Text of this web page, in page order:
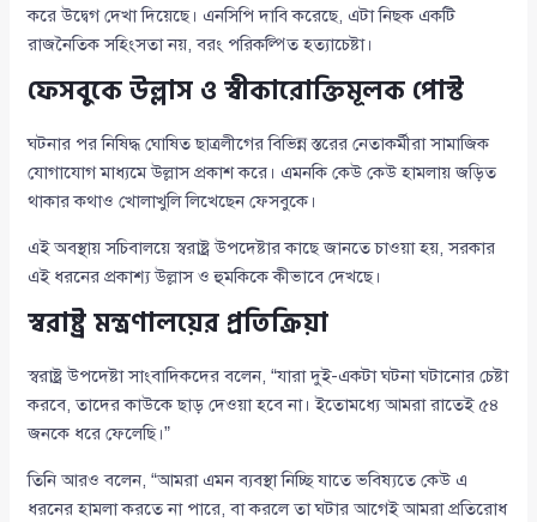
করে উদ্বেগ দেখা দিয়েছে। এনসিপি দাবি করেছে, এটা নিছক একটি
রাজনৈতিক সহিংসতা নয়, বরং পরিকল্পিত হত্যাচেষ্টা।
ফেসবুকে উল্লাস ও স্বীকারোক্তিমূলক পোস্ট
ঘটনার পর নিষিদ্ধ ঘোষিত ছাত্রলীগের বিভিন্ন স্তরের নেতাকর্মীরা সামাজিক
যোগাযোগ মাধ্যমে উল্লাস প্রকাশ করে। এমনকি কেউ কেউ হামলায় জড়িত
থাকার কথাও খোলাখুলি লিখেছেন ফেসবুকে।
এই অবস্থায় সচিবালয়ে স্বরাষ্ট্র উপদেষ্টার কাছে জানতে চাওয়া হয়, সরকার
এই ধরনের প্রকাশ্য উল্লাস ও হুমকিকে কীভাবে দেখছে।
স্বরাষ্ট্র মন্ত্রণালয়ের প্রতিক্রিয়া
স্বরাষ্ট্র উপদেষ্টা সাংবাদিকদের বলেন, “যারা দুই-একটা ঘটনা ঘটানোর চেষ্টা
করবে, তাদের কাউকে ছাড় দেওয়া হবে না। ইতোমধ্যে আমরা রাতেই ৫৪
জনকে ধরে ফেলেছি।”
তিনি আরও বলেন, “আমরা এমন ব্যবস্থা নিচ্ছি যাতে ভবিষ্যতে কেউ এ
ধরনের হামলা করতে না পারে, বা করলে তা ঘটার আগেই আমরা প্রতিরোধ